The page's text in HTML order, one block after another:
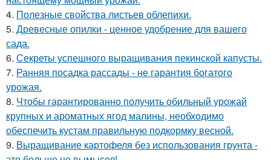
4. Полезные свойства листьев облепихи.
5. Древесные опилки - ценное удобрение для вашего
сада.
6. Секреты успешного выращивания пекинской капусты.
7. Ранняя посадка рассады - не гарантия богатого
урожая.
8. Чтобы гарантированно получить обильный урожай
крупных и ароматных ягод малины, необходимо
обеспечить кустам правильную подкормку весной.
9. Выращивание картофеля без использования грунта -